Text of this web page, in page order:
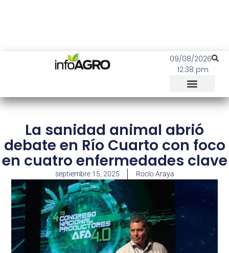
09/08/2026
12:38 pm
La sanidad animal abrió
debate en Río Cuarto con foco
en cuatro enfermedades clave
septiembre 15, 2025 Rocío Araya